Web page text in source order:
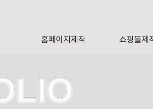
홈페이지제작 쇼핑몰제